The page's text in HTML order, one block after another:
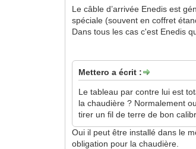
Le câble d’arrivée Enedis est
spéciale (souvent en coffret
Dans tous les cas c'est Enedis
Mettero a écrit :
Le tableau par contre lui est
la chaudière ? Normalement
tirer un fil de terre de bon
Oui il peut être installé dans le
obligation pour la chaudière.